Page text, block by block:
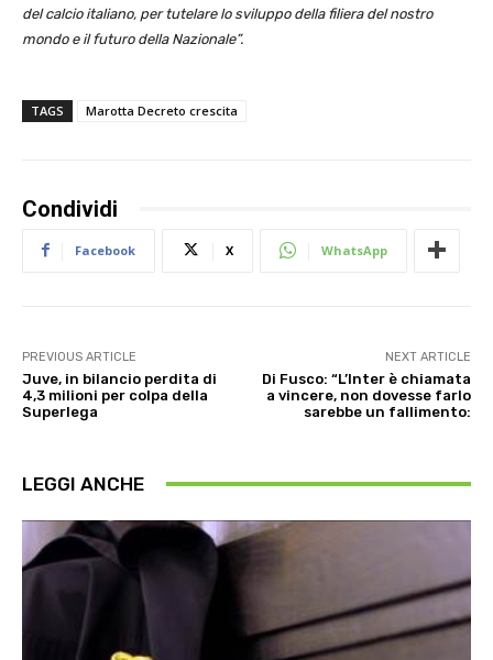
del calcio italiano, per tutelare lo sviluppo della filiera del nostro
mondo e il futuro della Nazionale”.
TAGS Marotta Decreto crescita
Condividi
Facebook X WhatsApp
PREVIOUS ARTICLE
Juve, in bilancio perdita di
4,3 milioni per colpa della
Superlega
NEXT ARTICLE
Di Fusco: “L’Inter è chiamata
a vincere, non dovesse farlo
sarebbe un fallimento:
LEGGI ANCHE